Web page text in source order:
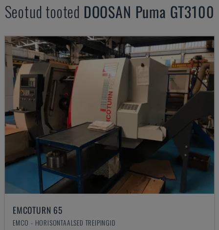
Seotud tooted DOOSAN Puma GT3100
EMCOTURN 65
EMCO - HORISONTAALSED TREIPINGID